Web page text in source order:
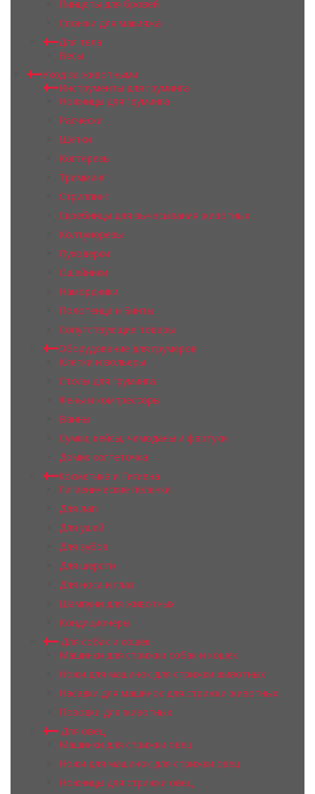
Пинцеты для бровей
Спонжи для макияжа
Для тела
Весы
Уход за животными
Инструменты для груминга
Ножницы для груминга
Расчески
Щетки
Когтерезы
Тримминг
Стриппинг
Скребницы для вычесывания животных
Колтунорезы
Пуходерки
Ошейники
Намордники
Полотенца и Бинты
Сопутствующие товары
Оборудование для грумеров
Клетки и вольеры
Столы для груминга
Фены и компрессоры
Ванны
Сумки, кейсы, чемоданы и фартуки
Домик когтеточка
Косметика и Гигиена
Гигиенические пеленки
Для лап
Для ушей
Для зубов
Для шерсти
Для носа и глаз
Шампуни для животных
Кондиционеры
Для собак и кошек
Машинки для стрижки собак и кошек
Ножи для машинок для стрижки животных
Насадки для машинок для стрижки животных
Поводки для животных
Для овец
Машинки для стрижки овец
Ножи для машинок для стрижки овец
Ножницы для стрижки овец